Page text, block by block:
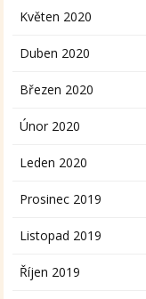
Květen 2020
Duben 2020
Březen 2020
Únor 2020
Leden 2020
Prosinec 2019
Listopad 2019
Říjen 2019